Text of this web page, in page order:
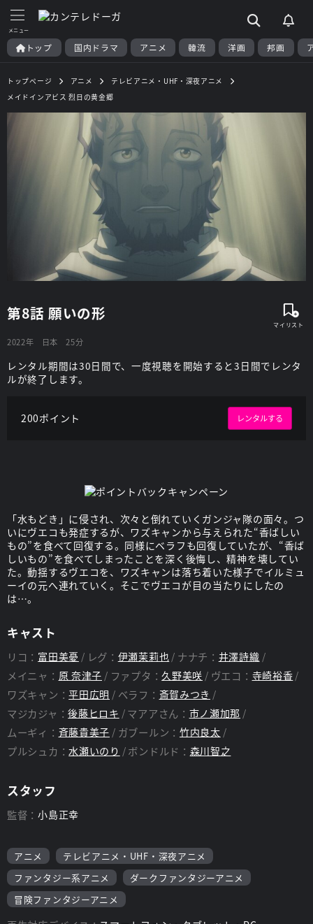
トップ 国内ドラマ アニメ 韓流 洋画 邦画
トップページ アニメ
テレビアニメ・UHF・深夜アニメ
メイドインアビス 烈日の黄金郷
第8話 願いの形
2022年 日本 25分
レンタル期間は30日間で、一度視聴を開始すると3日間でレンタ
ルが終了します。
200ポイント レンタルする
「水もどき」に侵され、次々と倒れていくガンジャ隊の面々。つ
いにヴエコも発症するが、ワズキャンから与えられた“香ばしい
もの”を食べて回復する。同様にベラフも回復していたが、“香ば
しいもの”を食べてしまったことを深く後悔し、精神を壊してい
た。動揺するヴエコを、ワズキャンは落ち着いた様子でイルミュ
ーイの元へ連れていく。そこでヴエコが目の当たりにしたの
は…。
キャスト
リコ： 富田美憂 レグ： 伊瀬茉莉也 ナナチ： 井澤詩織
メイニャ： 原 奈津子 ファプタ：久野美咲 ヴエコ： 寺崎裕香
ワズキャン：平田広明 ベラフ： 斎賀みつき
マジカジャ：後藤ヒロキ マアアさん： 市ノ瀬加那
ムーギィ： 斉藤貴美子 ガブールン： 竹内良太
プルシュカ：水瀬いのり ボンドルド： 森川智之
スタッフ
監督：小島正幸
アニメ
テレビアニメ・UHF・深夜アニメ
ファンタジー系アニメ
ダークファンタジーアニメ
冒険ファンタジーアニメ